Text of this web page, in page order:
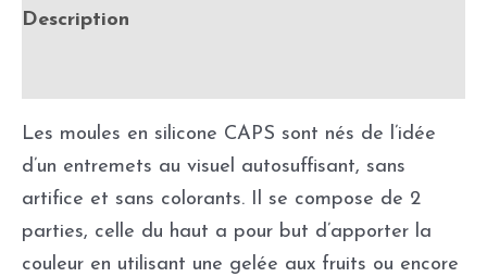
Description
Les moules en silicone CAPS sont nés de l’idée
d’un entremets au visuel autosuffisant, sans
artifice et sans colorants. Il se compose de 2
parties, celle du haut a pour but d’apporter la
couleur en utilisant une gelée aux fruits ou encore